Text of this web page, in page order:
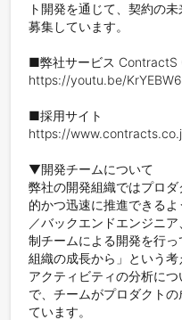
ト開発を通じて、契約の
募集しています。
■弊社サービス ContractS
https://youtu.be/
■採用サイト
https://
▼開発チームについて
弊社の開発組織ではプロ
的かつ迅速に推進できる
／バックエンドエンジニ
制チームによる開発を行
組織の成長から」という
アクティビティの分析に
で、チームがプロダクト
ています。